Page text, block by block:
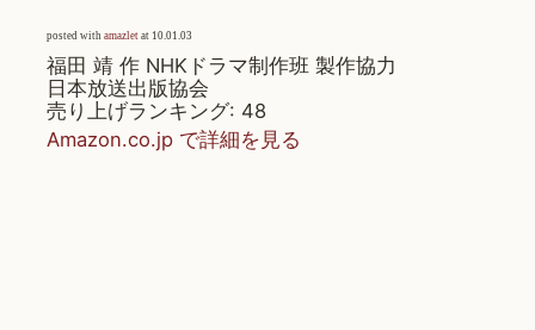
posted with amazlet at 10.01.03
福田 靖 作 NHKドラマ制作班 製作協力
日本放送出版協会
売り上げランキング: 48
Amazon.co.jp で詳細を見る